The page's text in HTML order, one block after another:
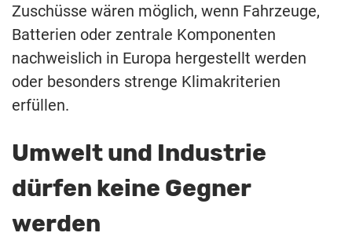
Zuschüsse wären möglich, wenn Fahrzeuge,
Batterien oder zentrale Komponenten
nachweislich in Europa hergestellt werden
oder besonders strenge Klimakriterien
erfüllen.
Umwelt und Industrie
dürfen keine Gegner
werden